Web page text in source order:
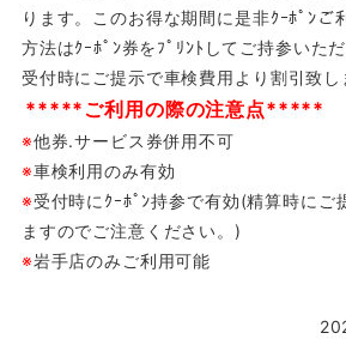
ります。このお得な期間に是非ｸｰﾎﾟﾝご
方法はｸｰﾎﾟﾝ券をﾌﾟﾘﾝﾄしてご持参いた
受付時にご提示で車検費用より割引致し
*****ご利用の際の注意点*****
※他券.サービス券併用不可
※車検利用のみ有効
※受付時にｸｰﾎﾟﾝ持参で有効(精算時にご
ますのでご注意ください。)
※岩手店のみご利用可能